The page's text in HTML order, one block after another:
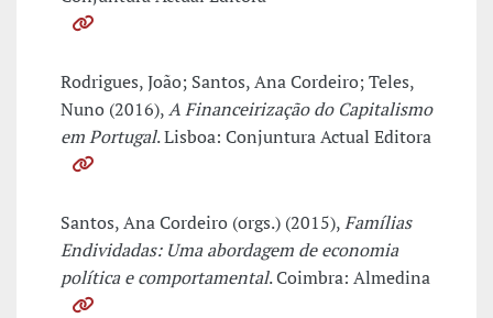
Rodrigues, João; Santos, Ana Cordeiro; Teles,
Nuno (2016),A Financeirização do Capitalismo
em Portugal. Lisboa: Conjuntura Actual Editora
Santos, Ana Cordeiro (orgs.) (2015),Famílias
Endividadas: Uma abordagem de economia
política e comportamental. Coimbra: Almedina